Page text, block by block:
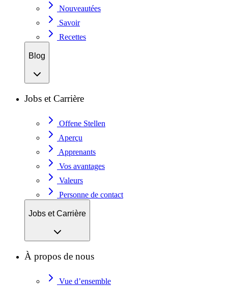
Nouveautées
Savoir
Recettes
Blog
Jobs et Carrière
Offene Stellen
Aperçu
Apprenants
Vos avantages
Valeurs
Personne de contact
Jobs et Carrière
À propos de nous
Vue d’ensemble